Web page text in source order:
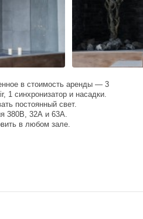
в стоимость аренды — 3
1 синхронизатор и насадки.
постоянный свет.
380В, 32А и 63А.
в любом зале.